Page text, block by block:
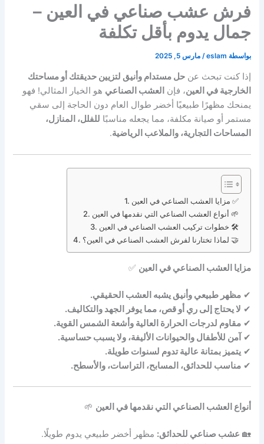
فرش عشب صناعي في العين –
جمال يدوم بأقل تكلفة
بواسطة eslam
/مارس 5, 2025
إذا كنت تبحث عنحل مستدام وأنيق لتزيين حديقتك أو مساحتك
الخارجية في العين، فإن العشب الصناعي هو الخيار المثالي! فهو
يمنحك مظهرًا طبيعيًا أخضر طوال العام دون الحاجة إلى سقي
مستمر أو صيانة مكلفة، مما يجعله مناسبًا للفلل، المنازل،
المساحات التجارية، والملاعب الرياضية.
مزايا العشب الصناعي في العين ✅
أنواع العشب الصناعي التي نقدمها في العين 🌱
خطوات تركيب العشب الصناعي في العين 🛠️
لماذا تختارنا لفرش العشب الصناعي في العين؟ 🤝
مزايا العشب الصناعي في العين ✅
✔مظهر طبيعي وأنيق يشبه العشب الحقيقي.
✔ لا يحتاج إلى ري أو قص، مما يوفر الجهد والتكاليف.
✔مقاوم لدرجات الحرارة العالية وأشعة الشمس القوية.
✔ آمن للأطفال والحيوانات الأليفة، ولا يسبب حساسية.
✔يتميز بمتانة عالية تدوم لسنوات طويلة.
✔مناسب للحدائق، المسابح، التراسات، والأسطح.
أنواع العشب الصناعي التي نقدمها في العين 🌱
🏡 عشب صناعي للحدائق: مظهر أخضر طبيعي يدوم طويلًا.